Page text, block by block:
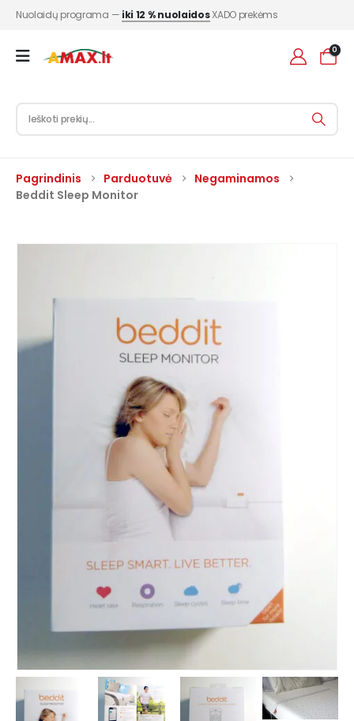
Nuolaidų programa — iki 12 % nuolaidosXADO prekėms
0
Pagrindinis Parduotuvė
Negaminamos
Beddit Sleep Monitor